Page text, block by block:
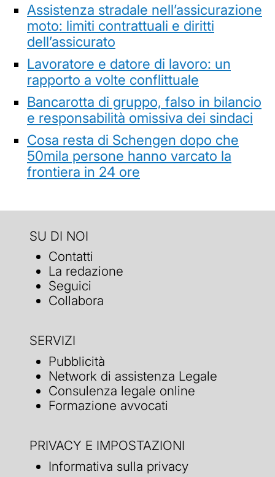
Assistenza stradale nell’assicurazione
moto: limiti contrattuali e diritti
dell’assicurato
Lavoratore e datore di lavoro: un
rapporto a volte conflittuale
Bancarotta di gruppo, falso in bilancio
e responsabilità omissiva dei sindaci
Cosa resta di Schengen dopo che
50mila persone hanno varcato la
frontiera in 24 ore
SU DI NOI
Contatti
La redazione
Seguici
Collabora
SERVIZI
Pubblicità
Network di assistenza Legale
Consulenza legale online
Formazione avvocati
PRIVACY E IMPOSTAZIONI
Informativa sulla privacy